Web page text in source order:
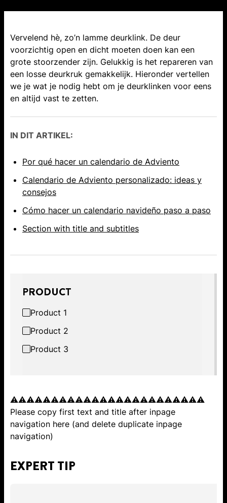
Vervelend hè, zo’n lamme deurklink. De deur
voorzichtig open en dicht moeten doen kan een
grote stoorzender zijn. Gelukkig is het repareren van
een losse deurkruk gemakkelijk. Hieronder vertellen
we je wat je nodig hebt om je deurklinken voor eens
en altijd vast te zetten.
IN DIT ARTIKEL:
Por qué hacer un calendario de Adviento
Calendario de Adviento personalizado: ideas y
consejos
Cómo hacer un calendario navideño paso a paso
Section with title and subtitles
⚠️⚠️⚠️⚠️⚠️⚠️⚠️⚠️⚠️⚠️⚠️⚠️⚠️⚠️⚠️⚠️⚠️⚠️⚠️⚠️⚠️⚠️⚠️⚠️
Please copy first text and title after inpage
navigation here (and delete duplicate inpage
navigation)
PRODUCT
Product 1
Product 2
Product 3
EXPERT TIP